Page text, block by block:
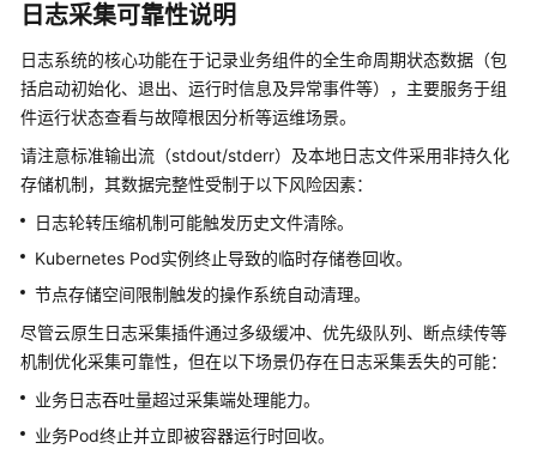
说
快
速
入
门
用
户
南
集
群
工
日志采集可靠性说明
日志系统的核心功能在于记录业务组件的全生命周期状态数据（包
括启动初始化、退出、运行时信息及异常事件等），主要服务于组
件运行状态查看与故障根因分析等运维场景。
请注意标准输出流（stdout/stderr）及本地日志文件采用非持久化
存储机制，其数据完整性受制于以下风险因素：
日志轮转压缩机制可能触发历史文件清除。
Kubernetes Pod实例终止导致的临时存储卷回收。
节点存储空间限制触发的操作系统自动清理。
尽管云原生日志采集插件通过多级缓冲、优先级队列、断点续传等
机制优化采集可靠性，但在以下场景仍存在日志采集丢失的可能：
业务日志吞吐量超过采集端处理能力。
业务Pod终止并立即被容器运行时回收。